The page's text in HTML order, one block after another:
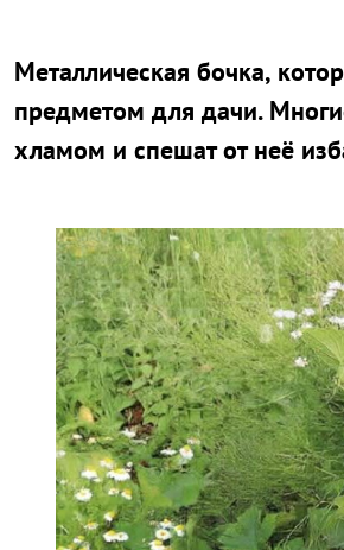
Металлическая бочка,
предметом для дачи.
хламом и спешат от неё